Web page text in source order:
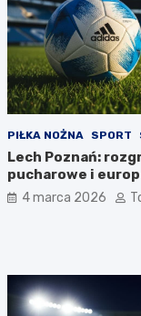
PIŁKA NOŻNA SPORT
Lech Poznań:
pucharowe i
4 marca 2026